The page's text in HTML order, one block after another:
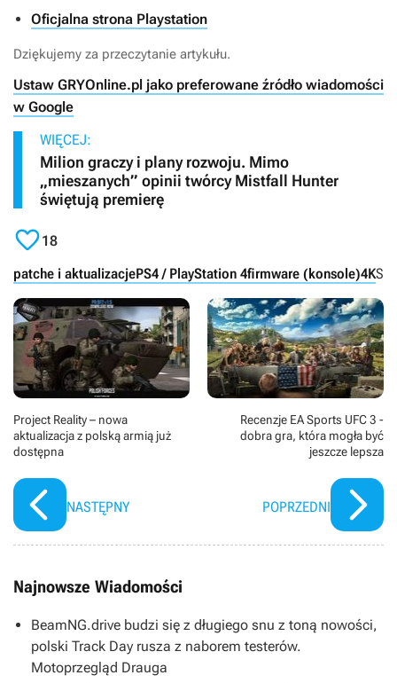
Oficjalna strona Playstation
Dziękujemy za przeczytanie artykułu.
Ustaw GRYOnline.pl jako preferowane źródło wiadomości
w Google
WIĘCEJ:
Milion graczy i plany rozwoju. Mimo
„mieszanych” opinii twórcy Mistfall Hunter
świętują premierę
18
patche i aktualizacjePS4 / PlayStation 4firmware (konsole)4K
Project Reality – nowa
aktualizacja z polską armią już
dostępna
NASTĘPNY
Recenzje EA Sports UFC 3 -
dobra gra, która mogła być
jeszcze lepsza
POPRZEDNI
Najnowsze Wiadomości
BeamNG.drive budzi się z długiego snu z toną nowości,
polski Track Day rusza z naborem testerów.
Motoprzegląd Drauga